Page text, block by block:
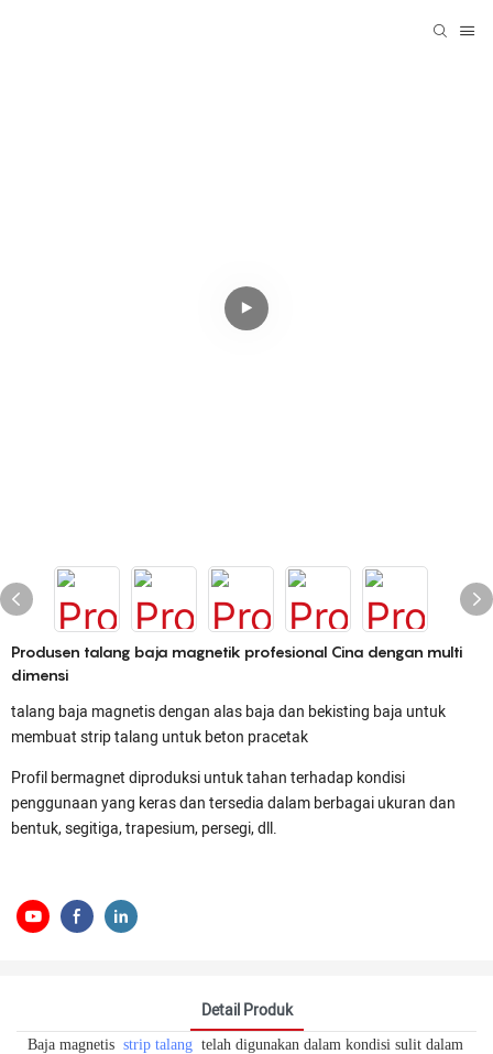
Produsen talang baja magnetik profesional Cina dengan multi
dimensi
talang baja magnetis dengan alas baja dan bekisting baja untuk
membuat strip talang untuk beton pracetak
Profil bermagnet diproduksi untuk tahan terhadap kondisi
penggunaan yang keras dan tersedia dalam berbagai ukuran dan
bentuk, segitiga, trapesium, persegi, dll.
Detail Produk
Baja magnetis strip talang telah digunakan dalam kondisi sulit dalam